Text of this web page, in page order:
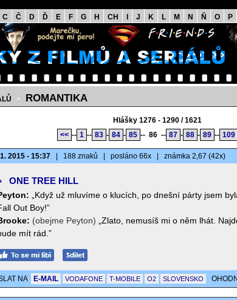
C Č D Ď E F G H CH J K L M N Ň O P
> ROMANTIKA
Hlášky 1276 - 1290 / 1621
<< -- 1 -- 83 - 84 - 85 -- 86 -- 87 - 88 - 89 -- 109
2015 - 15:37 188 znaků posláno 66x známka 2,67 (42x)
ONE TREE HILL
„Když už mluvíme o klucích, po dnešní párty jsem
Out Boy!”
(obejme Peyton)
„Zlato, nemusíš mi o něm lhát.
mít rád.”
NA E-MAIL VODAFONE T-MOBILE O2 SLOVENSKO